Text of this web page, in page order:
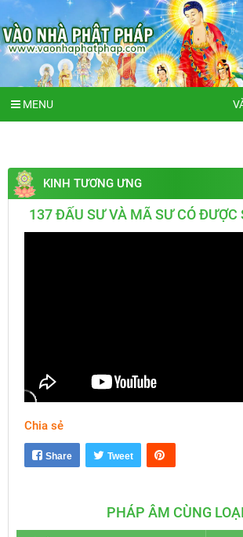
MENU
KINH TƯƠNG ƯNG
137 ĐẤU SƯ VÀ MÃ SƯ CÓ ĐƯỢC
Chia sẻ
Share Tweet
PHÁP ÂM CÙNG LOẠI